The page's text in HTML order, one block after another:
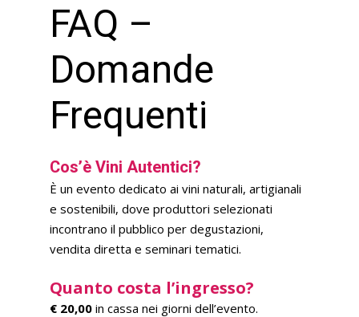
FAQ –
Domande
Frequenti
Cos’è Vini Autentici?
È un evento dedicato ai vini naturali, artigianali
e sostenibili, dove produttori selezionati
incontrano il pubblico per degustazioni,
vendita diretta e seminari tematici.
Quanto costa l’ingresso?
€ 20,00 in cassa nei giorni dell’evento.